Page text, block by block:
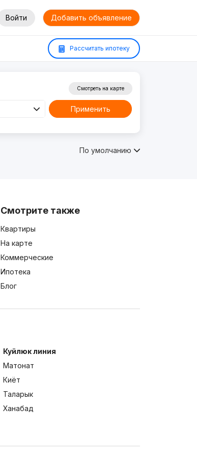
Войти Добавить объявление
Рассчитать ипотеку
Смотреть на карте
Применить
По умолчанию
Смотрите также
Квартиры
На карте
Коммерческие
Ипотека
Блог
Куйлюк линия
Матонат
Киёт
Таларык
Ханабад